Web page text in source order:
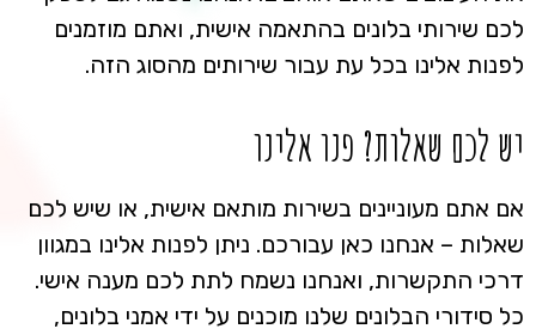
לכם שירותי בלונים בהתאמה אישית, ואתם מוזמנים
לפנות אלינו בכל עת עבור שירותים מהסוג הזה.
יש לכם שאלות? פנו אלינו
אם אתם מעוניינים בשירות מותאם אישית, או שיש לכם
שאלות – אנחנו כאן עבורכם. ניתן לפנות אלינו במגוון
דרכי התקשרות, ואנחנו נשמח לתת לכם מענה אישי.
כל סידורי הבלונים שלנו מוכנים על ידי אמני בלונים,